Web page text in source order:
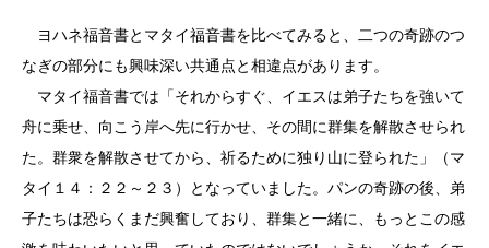
ヨハネ福音書とマタイ福音書を比べてみると、二つの奇跡のつ
なぎの部分にも興味深い共通点と相違点があります。
マタイ福音書では「それからすぐ、イエスは弟子たちを強いて
舟に乗せ、向こう岸へ先に行かせ、その間に群集を解散させられ
た。群衆を解散させてから、祈るために独り山に登られた」（マ
タイ１４：２２～２３）となっていました。パンの奇跡の後、弟
子たちは恐らくまだ興奮しており、群集と一緒に、もっとこの感